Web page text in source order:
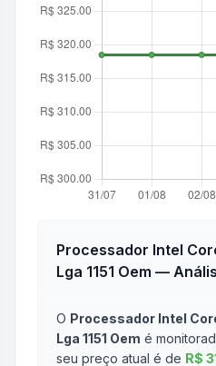
Processador Intel
Lga 1151 Oem —
O Processador Intel
Lga 1151 Oem é
seu preço atual é de R$